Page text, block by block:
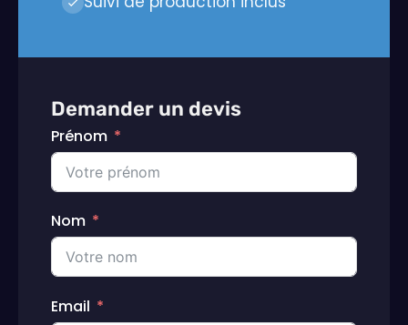
Demander un devis
Prénom
Nom
Email